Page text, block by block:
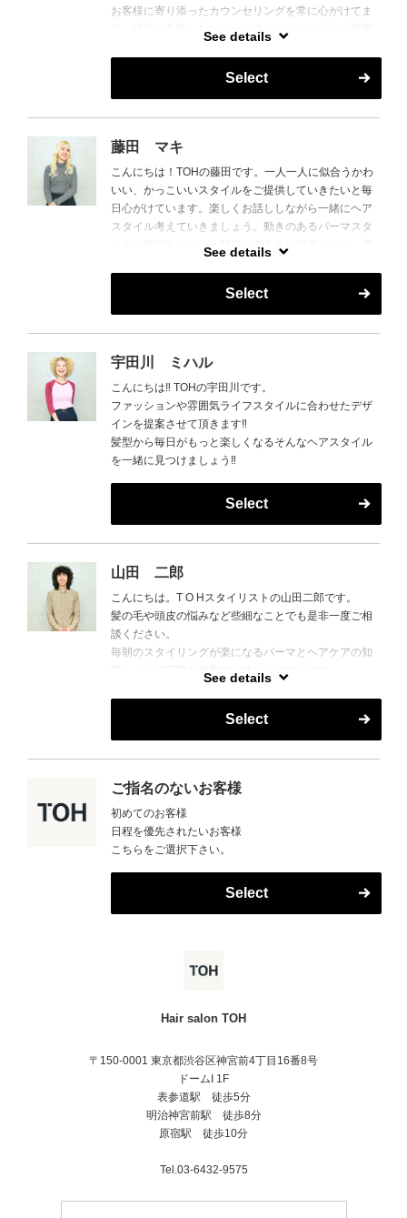
お客様に寄り添ったカウンセリングを常に心がけてま
歳を重ねながら個性もアップデートできるヘアスタイ
ル。わたしに是非任せて下さい。お待ちしております♪
See details
Select
藤田 マキ
こんにちは！TOHの藤田です。一人一人に似合うかわ
いい、かっこいいスタイルをご提供していきたいと毎
日心がけています。楽しくお話ししながら一緒にヘア
スタイル考えていきましょう。動きのあるパーマスタ
See details
Select
宇田川 ミハル
こんにちは‼︎ TOHの宇田川です。
ファッションや雰囲気ライフスタイルに合わせたデザ
インを提案させて頂きます‼︎
髪型から毎日がもっと楽しくなるそんなヘアスタイル
を一緒に見つけましょう‼︎
Select
山田 二郎
こんにちは。T O Hスタイリストの山田二郎です。
髪の毛や頭皮の悩みなど些細なことでも是非一度ご相
談ください。
毎朝のスタイリングが楽になるパーマとヘアケアの知
よろしくお願いします。
See details
Select
ご指名のないお客様
初めてのお客様
日程を優先されたいお客様
こちらをご選択下さい。
Select
Hair salon TOH
〒150-0001 東京都渋谷区神宮前4丁目16番8号
ドームI 1F
表参道駅 徒歩5分
明治神宮前駅 徒歩8分
原宿駅 徒歩10分
Tel.03-6432-9575